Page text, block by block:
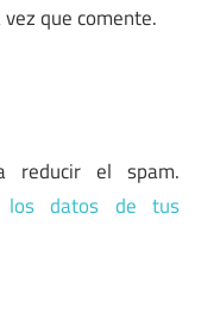
que comente.
reducir el spam.
los datos de tus